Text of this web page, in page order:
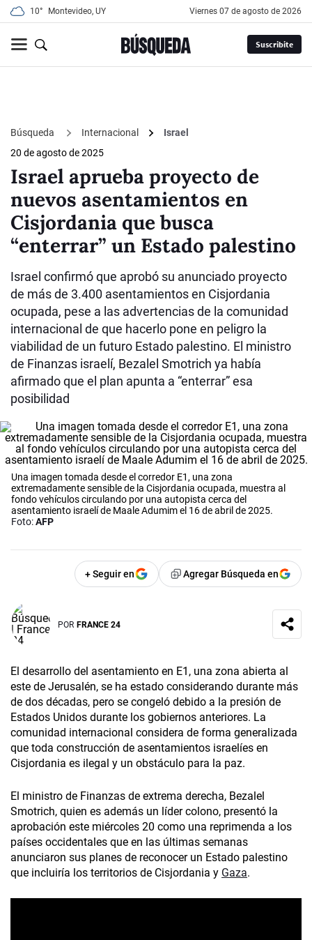
10° Montevideo, UY viernes 07 de agosto de 2026
Suscribite
Búsqueda Internacional
Israel
20 de agosto de 2025
Israel aprueba proyecto de
nuevos asentamientos en
Cisjordania que busca
“enterrar” un Estado palestino
Israel confirmó que aprobó su anunciado proyecto
de más de 3.400 asentamientos en Cisjordania
ocupada, pese a las advertencias de la comunidad
internacional de que hacerlo pone en peligro la
viabilidad de un futuro Estado palestino. El ministro
de Finanzas israelí, Bezalel Smotrich ya había
afirmado que el plan apunta a “enterrar” esa
posibilidad
Una imagen tomada desde el corredor E1, una zona
extremadamente sensible de la Cisjordania ocupada, muestra al
fondo vehículos circulando por una autopista cerca del
asentamiento israelí de Maale Adumim el 16 de abril de 2025.
Foto:AFP
+ Seguir en Agregar Búsqueda en
POR FRANCE 24
El desarrollo del asentamiento en E1, una zona abierta al
este de Jerusalén, se ha estado considerando durante más
de dos décadas, pero se congeló debido a la presión de
Estados Unidos durante los gobiernos anteriores. La
comunidad internacional considera de forma generalizada
que toda construcción de asentamientos israelíes en
Cisjordania es ilegal y un obstáculo para la paz.
El ministro de Finanzas de extrema derecha, Bezalel
Smotrich, quien es además un líder colono, presentó la
aprobación este miércoles 20 como una reprimenda a los
países occidentales que en las últimas semanas
anunciaron sus planes de reconocer un Estado palestino
que incluiría los territorios de Cisjordania y Gaza.